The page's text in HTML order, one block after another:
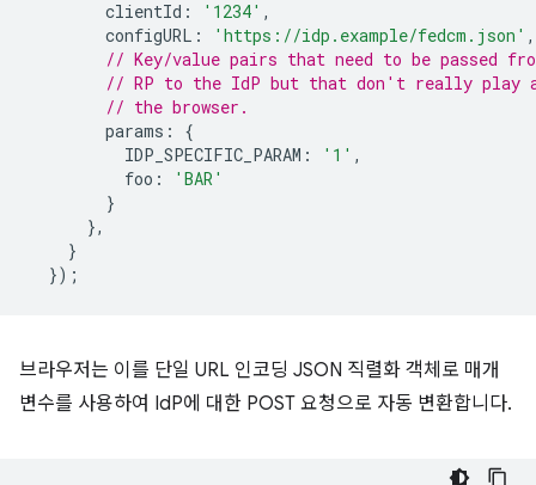
clientId : '1234' ,
configURL : 'https://idp.example/fedcm.json' ,
// Key/value pairs that need to be passed
// RP to the IdP but that don't really play
// the browser.
params :
{
IDP_SPECIFIC_PARAM : '1' ,
foo :
'BAR'
}
},
}
});
브라우저는 이를 단일 URL 인코딩 JSON 직렬화 객체로 매개
변수를 사용하여 IdP에 대한 POST 요청으로 자동 변환합니다.